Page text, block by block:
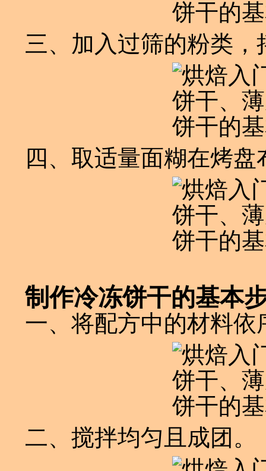
三、加入过筛的粉类，
四、取适量面糊在烤
制作冷冻饼干的基本
一、将配方中的材料依
二、搅拌均匀且成团。